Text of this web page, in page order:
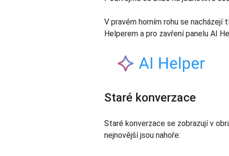
V pravém horním rohu se
Helperem a pro zavření panelu AI
Staré konverzace
Staré konverzace se zobrazují v
nejnovější jsou nahoře: